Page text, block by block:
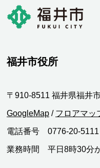
福井市役所
〒910-8511 福井県福井
GoogleMap / フロアマッ
電話番号 0776-20-5111
業務時間 平日8時30分